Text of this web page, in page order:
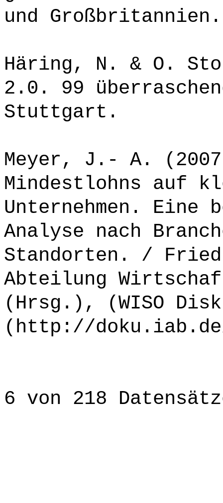
und
Häring, N. & O.
2.0. 99
Stuttgart.
Meyer, J.- A.
Mindestlohns auf
Unternehmen.
Analyse nach
Standorten. /
Abteilung
(Hrsg.), (WISO
(http://
6 von 218